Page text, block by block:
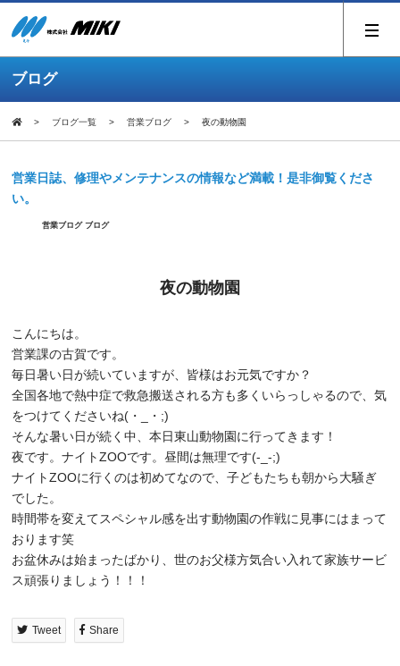
ブログ
ブログ一覧 営業ブログ 夜の動物園
営業日誌、修理やメンテナンスの情報など満載！是非御覧くださ
い。
営業ブログ ブログ
夜の動物園
こんにちは。
営業課の古賀です。
毎日暑い日が続いていますが、皆様はお元気ですか？
全国各地で熱中症で救急搬送される方も多くいらっしゃるので、気
をつけてくださいね(・_・;)
そんな暑い日が続く中、本日東山動物園に行ってきます！
夜です。ナイトZOOです。昼間は無理です(-_-;)
ナイトZOOに行くのは初めてなので、子どもたちも朝から大騒ぎ
でした。
時間帯を変えてスペシャル感を出す動物園の作戦に見事にはまって
おります笑
お盆休みは始まったばかり、世のお父様方気合い入れて家族サービ
ス頑張りましょう！！！
Tweet Share